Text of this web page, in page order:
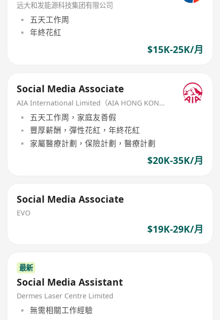
远大和发能源科技集团有限公司
五天工作周
年終花紅
$15K-25K/月
Social Media Associate
AIA International Limited（AIA HONG KONG）
五天工作周，家庭友善假
豐厚薪酬，彈性花紅，年終花紅
家屬醫療計劃，保險計劃，醫療計劃
$20K-35K/月
Social Media Associate
EVO
$19K-29K/月
最新
Social Media Assistant
Dermes Laser Centre Limited
無需相關工作經驗